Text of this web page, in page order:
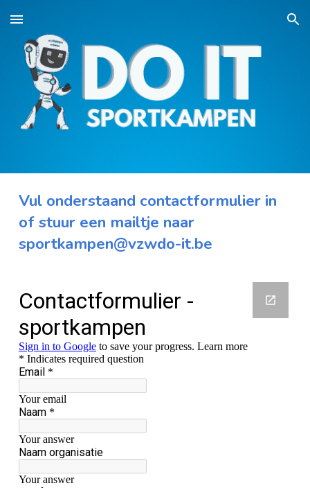
Skip to main content Skip to navigation
Vul onderstaand contactformulier in
of stuur een mailtje naar
sportkampen@vzwdo-it.be